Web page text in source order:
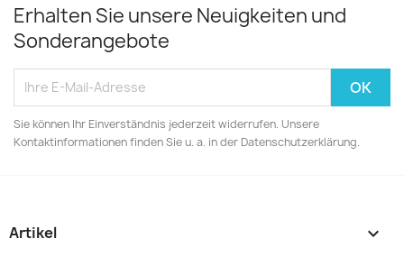
Erhalten Sie unsere Neuigkeiten und
Sonderangebote
Sie können Ihr Einverständnis jederzeit widerrufen. Unsere
Kontaktinformationen finden Sie u. a. in der Datenschutzerklärung.
Artikel 